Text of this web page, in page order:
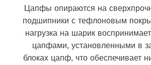
Цапфы опираются на
подшипники с тефлоновым
нагрузка на шарик
цапфами, установленными в
блоках цапф, что обеспечивает